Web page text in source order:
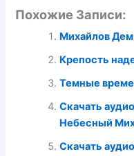
Похожие Записи:
Михайлов
Крепость
Темные
Скачать
Небесный
Скачать